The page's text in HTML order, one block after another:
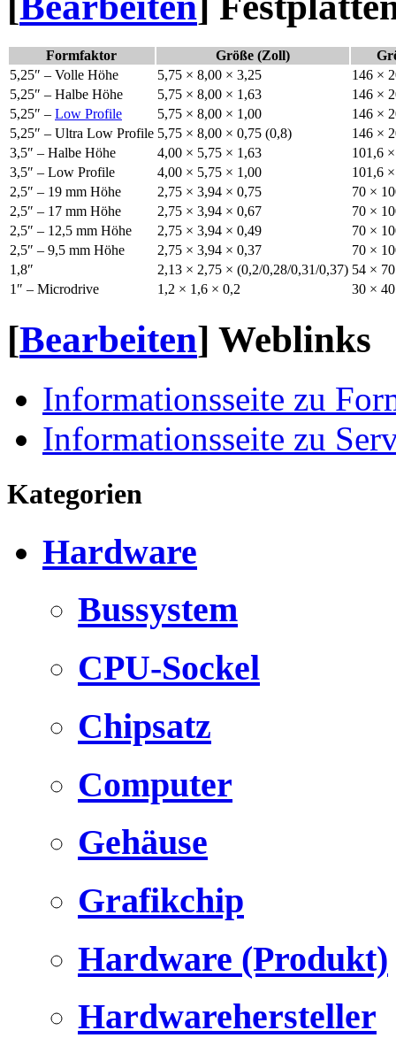
Formfaktor Größe (Zoll)
5,25″ – Volle Höhe
5,75 × 8,00 × 3,25
146 ×
5,25″ – Halbe Höhe
5,75 × 8,00 × 1,63
146 ×
5,25″ – Low Profile 5,75 × 8,00 × 1,00
146 ×
5,25″ – Ultra Low Profile 5,75 × 8,00 × 0,75 (0,8)
146 ×
3,5″ – Halbe Höhe
4,00 × 5,75 × 1,63
101,6
3,5″ – Low Profile
4,00 × 5,75 × 1,00
101,6
2,5″ – 19 mm Höhe
2,75 × 3,94 × 0,75
70 ×
2,5″ – 17 mm Höhe
2,75 × 3,94 × 0,67
70 ×
2,5″ – 12,5 mm Höhe
2,75 × 3,94 × 0,49
70 ×
2,5″ – 9,5 mm Höhe
2,75 × 3,94 × 0,37
70 ×
1,8″
2,13 × 2,75 × (0,2/0,28/0,31/0,37) 54 ×
1″ – Microdrive
1,2 × 1,6 × 0,2 30 ×
[Bearbeiten] Weblinks
Informationsseite zu
Informationsseite zu
Kategorien
Hardware
Bussystem
CPU-Sockel
Chipsatz
Computer
Gehäuse
Grafikchip
Hardware (Produkt)
Hardwarehersteller